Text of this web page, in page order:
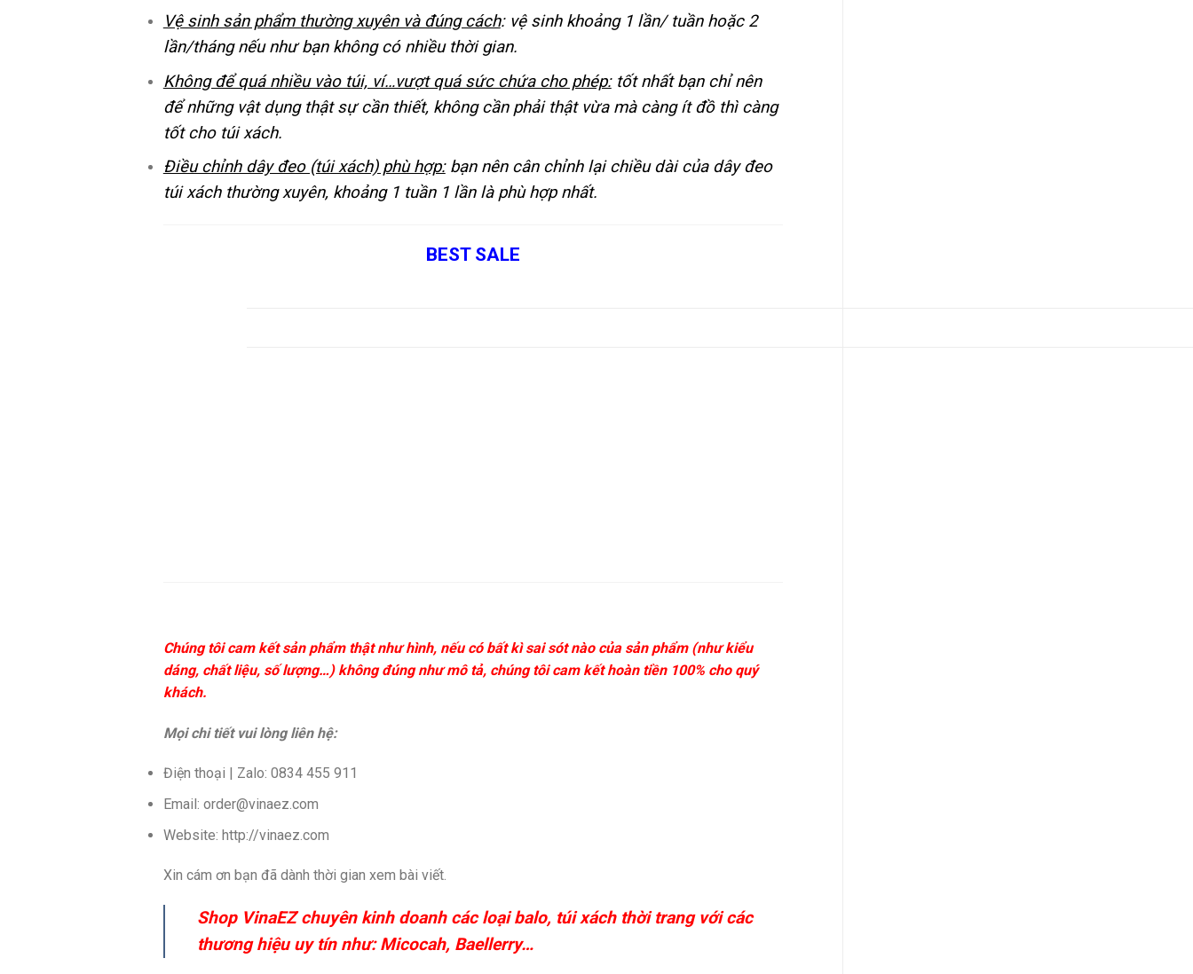
Vệ sinh sản phẩm thường xuyên và đúng cách: vệ sinh khoảng 1 lần/ tuần hoặc 2
lần/tháng nếu như bạn không có nhiều thời gian.
Không để quá nhiều vào túi, ví…vượt quá sức chứa cho phép:tốt nhất bạn chỉ nên
để những vật dụng thật sự cần thiết, không cần phải thật vừa mà càng ít đồ thì càng
tốt cho túi xách.
Điều chỉnh dây đeo (túi xách) phù hợp:bạn nên cân chỉnh lại chiều dài của dây đeo
túi xách thường xuyên, khoảng 1 tuần 1 lần là phù hợp nhất.
BEST SALE
Chúng tôi cam kết sản phẩm thật như hình, nếu có bất kì sai sót nào của sản phẩm (như kiểu
dáng, chất liệu, số lượng…) không đúng như mô tả, chúng tôi cam kết hoàn tiền 100% cho quý
khách.
Mọi chi tiết vui lòng liên hệ:
Điện thoại | Zalo: 0834 455 911
Email: order@vinaez.com
Website: http://vinaez.com
Xin cám ơn bạn đã dành thời gian xem bài viết.
Shop VinaEZ chuyên kinh doanh các loại balo, túi xách thời trang với các
thương hiệu uy tín như: Micocah, Baellerry…